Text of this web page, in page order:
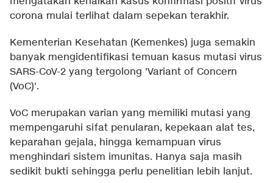
corona mulai terlihat dalam sepekan terakhir.
Kementerian Kesehatan (Kemenkes) juga semakin
banyak mengidentifikasi temuan kasus mutasi virus
SARS-CoV-2 yang tergolong 'Variant of Concern
(VoC)'.
VoC merupakan varian yang memiliki mutasi yang
mempengaruhi sifat penularan, kepekaan alat tes,
keparahan gejala, hingga kemampuan virus
menghindari sistem imunitas. Hanya saja masih
sedikit bukti sehingga perlu penelitian lebih lanjut.